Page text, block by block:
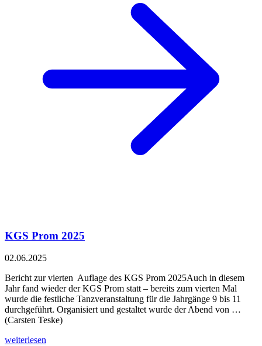
KGS Prom 2025
02.06.2025
Bericht zur vierten Auflage des KGS Prom 2025Auch in diesem
Jahr fand wieder der KGS Prom statt – bereits zum vierten Mal
wurde die festliche Tanzveranstaltung für die Jahrgänge 9 bis 11
durchgeführt. Organisiert und gestaltet wurde der Abend von …
(Carsten Teske)
weiterlesen